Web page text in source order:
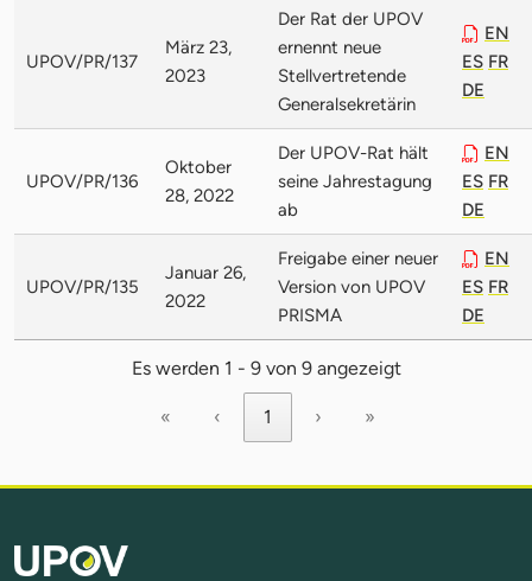
UPOV/PR/137
März 23,
2023
Der Rat der UPOV
ernennt neue
Stellvertretende
Generalsekretärin
EN
ES FR
DE
UPOV/PR/136
Oktober
28, 2022
Der UPOV-Rat hält
seine Jahrestagung
ab
EN
ES FR
DE
UPOV/PR/135
Januar 26,
2022
Freigabe einer neuer
Version von UPOV
PRISMA
EN
ES FR
DE
Es werden 1 - 9 von 9 angezeigt
« ‹ 1 › »